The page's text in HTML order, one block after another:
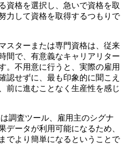
資格を選択し、急いで資格を取
力して資格を取得するつもりで
スターまたは専門資格は、従来
間で、有意義なキャリアリター
。不用意に行うと、実際の雇用
認せずに、最も印象的に聞こえ
前に進むことなく生産性を感じ
調査ツール、雇用主のシグナ
データが利用可能になるため、
でより簡単になるということで